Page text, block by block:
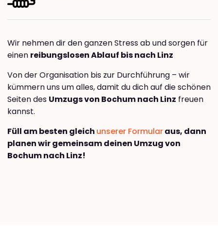
Wir nehmen dir den ganzen Stress ab und sorgen für
einen reibungslosen Ablauf bis nach Linz
Von der Organisation bis zur Durchführung – wir
kümmern uns um alles, damit du dich auf die schönen
Seiten des Umzugs von Bochum nach Linz freuen
kannst.
Füll am besten gleich unserer Formularaus, dann
planen wir gemeinsam deinen Umzug von
Bochum nach Linz!